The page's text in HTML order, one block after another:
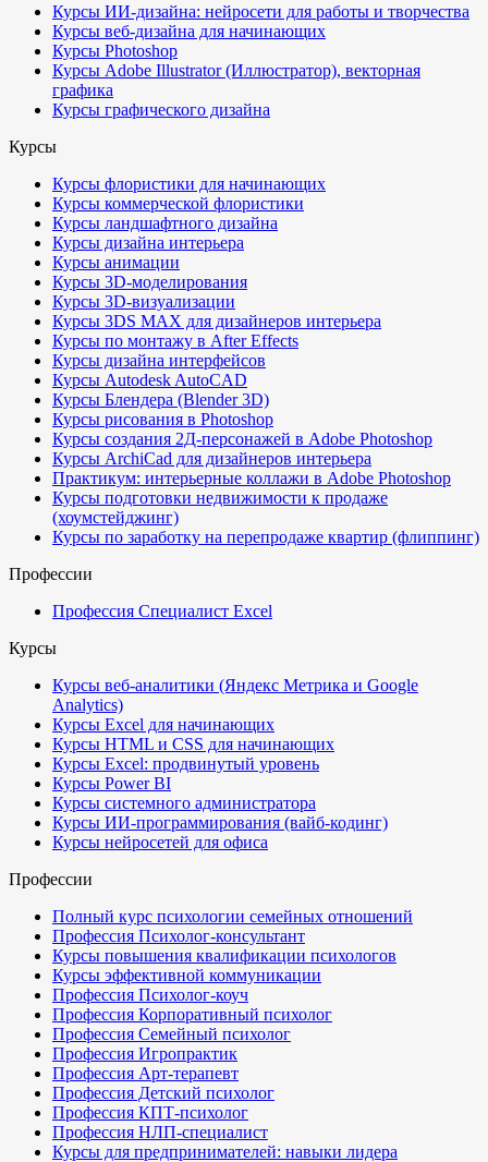
Курсы ИИ-дизайна: нейросети для работы и творчества
Курсы веб-дизайна для начинающих
Курсы Photoshop
Курсы Adobe Illustrator (Иллюстратор), векторная
графика
Курсы графического дизайна
Курсы
Курсы флористики для начинающих
Курсы коммерческой флористики
Курсы ландшафтного дизайна
Курсы дизайна интерьера
Курсы анимации
Курсы 3D-моделирования
Курсы 3D-визуализации
Курсы 3DS MAX для дизайнеров интерьера
Курсы по монтажу в After Effects
Курсы дизайна интерфейсов
Курсы Autodesk AutoCAD
Курсы Блендера (Blender 3D)
Курсы рисования в Photoshop
Курсы создания 2Д-персонажей в Adobe Photoshop
Курсы ArchiCad для дизайнеров интерьера
Практикум: интерьерные коллажи в Adobe Photoshop
Курсы подготовки недвижимости к продаже
(хоумстейджинг)
Курсы по заработку на перепродаже квартир (флиппинг)
Профессии
Профессия Специалист Excel
Курсы
Курсы веб-аналитики (Яндекс Метрика и Google
Analytics)
Курсы Excel для начинающих
Курсы HTML и CSS для начинающих
Курсы Excel: продвинутый уровень
Курсы Power BI
Курсы системного администратора
Курсы ИИ-программирования (вайб-кодинг)
Курсы нейросетей для офиса
Профессии
Полный курс психологии семейных отношений
Профессия Психолог-консультант
Курсы повышения квалификации психологов
Курсы эффективной коммуникации
Профессия Психолог-коуч
Профессия Корпоративный психолог
Профессия Семейный психолог
Профессия Игропрактик
Профессия Арт-терапевт
Профессия Детский психолог
Профессия КПТ-психолог
Профессия НЛП-специалист
Курсы для предпринимателей: навыки лидера